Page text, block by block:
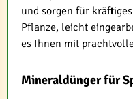
und sorgen für
Pflanze, leicht
es Ihnen mit
Mineraldünger für